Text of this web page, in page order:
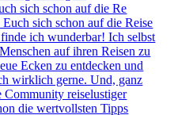
sich schon auf die Re